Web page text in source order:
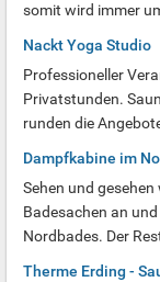
somit wird immer
Nackt Yoga Studio
Professioneller
Privatstunden.
runden die
Dampfkabine im
Sehen und
Badesachen an
Nordbades. Der
Therme Erding -